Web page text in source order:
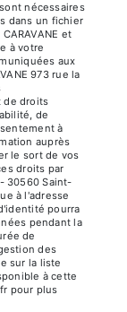
nécessaires
dans un fichier
et
à votre
aux
973 rue la
de droits
de
à
auprès
le sort de vos
droits par
30560 Saint-
à l'adresse
pourra
pendant la
de
des
sur la liste
à cette
pour plus